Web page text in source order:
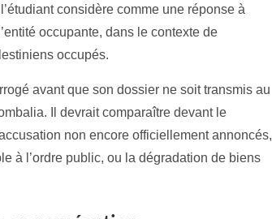
considère comme une réponse à
occupante, dans le contexte de
occupés.
avant que son dossier ne soit transmis au
Il devrait comparaître devant le
non encore officiellement annoncés,
à l’ordre public, ou la dégradation de biens